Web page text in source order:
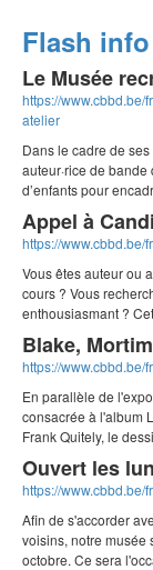
Flash info
Le Musée
https://
atelier
Dans le cadre de
auteur·rice de
d’enfants pour
Appel à
https://
Vous êtes auteur ou
cours ? Vous
enthousiasmant ?
Blake,
https://www.cbbd.be/
En parallèle de
consacrée à l'album
Frank Quitely, le
Ouvert les
https://www.cbbd.be/
Afin de s'accorder
voisins, notre musée
octobre. Ce sera